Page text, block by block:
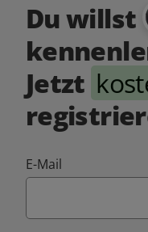
Du willst
Jetzt
E-Mail